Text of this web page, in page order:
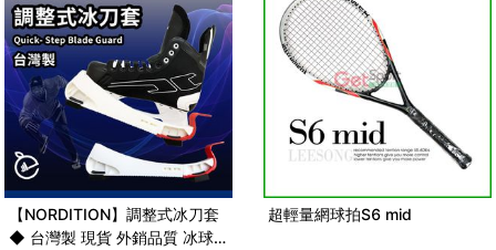
【NORDITION】調整式冰刀套
◆ 台灣製 現貨 外銷品質 冰球
超輕量網球拍S6 mid